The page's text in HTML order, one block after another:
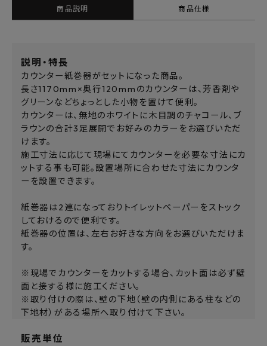
商品説明 商品仕様
説明・特長
カウンター紙巻器がセットになった商品。
長さ1170mm×奥行120mmのカウンターは、芳香剤や
グリーンなどちょっとした小物を置けて便利。
カウンターは、無地のホワイトに木目調のチャコール、ブ
ラウンの合計3足展開でお好みのカラーをお選びいただ
けます。
施工寸法に応じて現場にてカウンターを必要な寸法にカ
ットする事も可能。設置場所に合わせた寸法にカウンタ
ーを設置できます。
紙巻器は2連になっておりトイレットペーパーをストック
しておけるので便利です。
紙巻器の位置は、左右お好きな方向をお選びいただけま
す。
※現場でカウンターをカットする場合、カット面は必ず壁
面と接する様に施工ください。
※取り付けの際は、壁の下地（壁の内側にある柱などの
下地材）がある場所へ取り付けて下さい。
販売単位